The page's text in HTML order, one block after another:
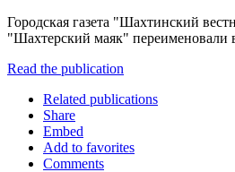
Городская газета "Шахтинский
"Шахтерский маяк" переименовали
Read the publication
Related publications
Share
Embed
Add to favorites
Comments